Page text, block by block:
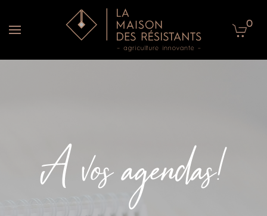
Accéder au contenu principal 0